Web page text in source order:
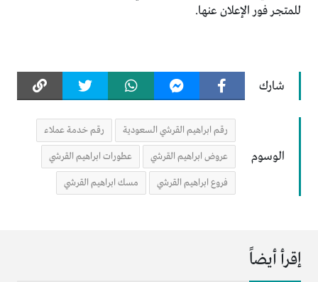
للمتجر فور الإعلان عنها.
شارك
الوسوم
رقم ابراهيم القرشي السعودية رقم خدمة عملاء
عروض ابراهيم القرشي عطورات ابراهيم القرشي
فروع ابراهيم القرشي مسك ابراهيم القرشي
إقرأ أيضاً